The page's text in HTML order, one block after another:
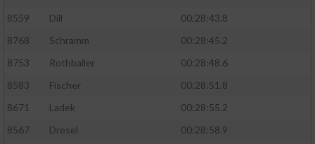
8559
Dill
00:28:43.8
8768
Schramm
00:28:45.2
8753
Rothballer
00:28:48.6
8583
Fischer
00:28:51.8
8671
Ladek
00:28:55.2
8567
Dresel
00:28:58.9